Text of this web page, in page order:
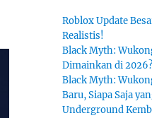
Roblox Update
Realistis!
Black Myth:
Dimainkan di
Black Myth:
Baru, Siapa Saja
Underground